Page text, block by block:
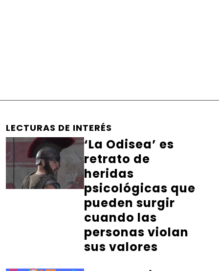
LECTURAS DE INTERÉS
‘La Odisea’ es
retrato de
heridas
psicológicas que
pueden surgir
cuando las
personas violan
sus valores